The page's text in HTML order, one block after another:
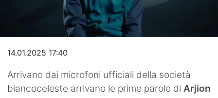
14.01.2025 17:40
Arrivano dai microfoni ufficiali della società
biancoceleste arrivano le prime parole di Arjion